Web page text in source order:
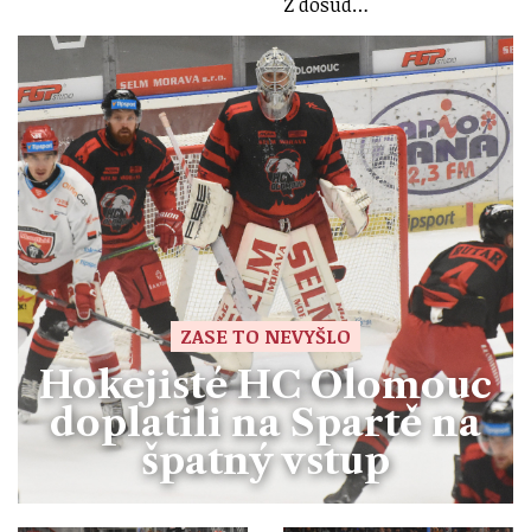
ZASE TO NEVYŠLO
Hokejisté HC Olomouc
doplatili na Spartě na
špatný vstup